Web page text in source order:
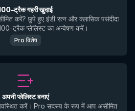
ट्रैक गहरी खुदाई
करें? छुपे हुए इंडी रत्न और क्लासिक पसंदीदा
ट्रैक प्लेलिस्ट का अन्वेषण करें।
Pro विशेष
अपनी प्लेलिस्ट बनाएं
करें। Pro सदस्य के रूप में आप असीमित